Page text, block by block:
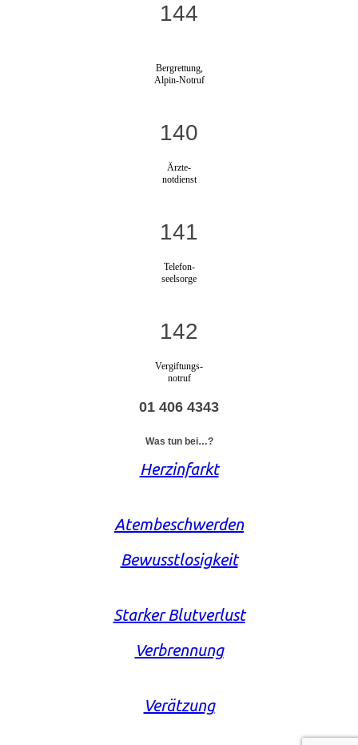
144
Bergrettung,
Alpin-Notruf
140
Ärzte-
notdienst
141
Telefon-
seelsorge
142
Vergiftungs-
notruf
01 406 4343
Was tun bei…?
Herzinfarkt
Atembeschwerden
Bewusstlosigkeit
Starker Blutverlust
Verbrennung
Verätzung